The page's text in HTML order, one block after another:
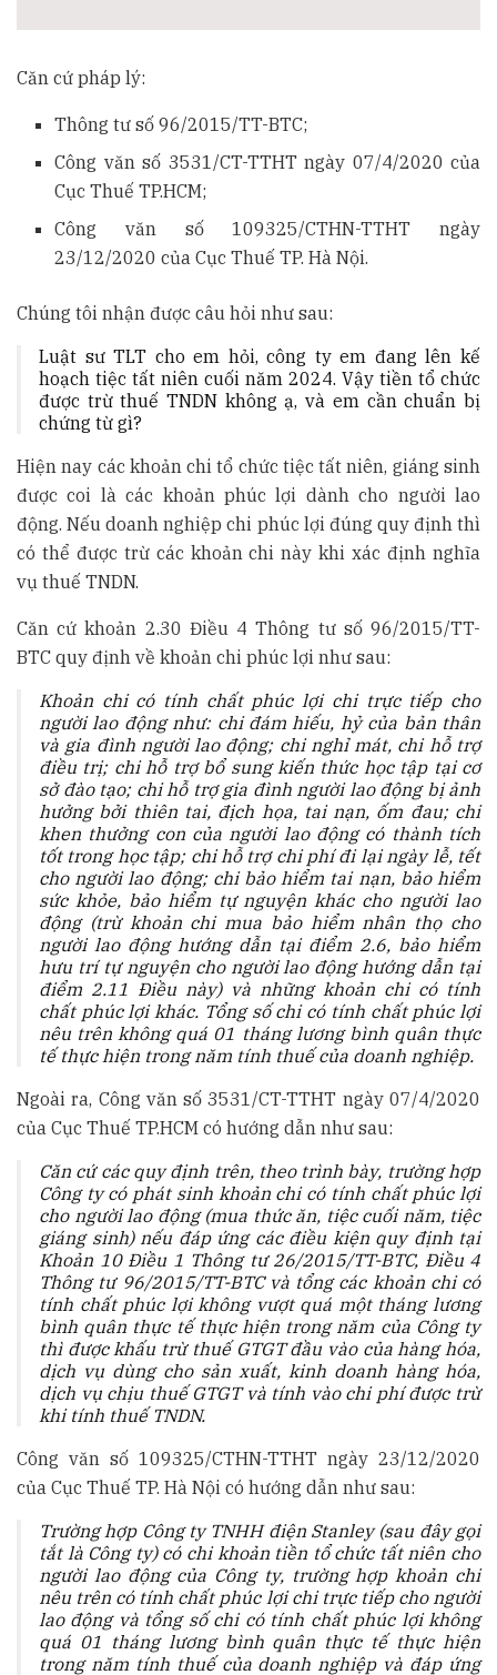
Căn cứ pháp lý:
Thông tư số 96/2015/TT-BTC;
Công văn số 3531/CT-TTHT ngày 07/4/2020 của
Cục Thuế TP.HCM;
Công văn số 109325/CTHN-TTHT ngày
23/12/2020 của Cục Thuế TP. Hà Nội.
Chúng tôi nhận được câu hỏi như sau:
Luật sư TLT cho em hỏi, công ty em đang lên kế
hoạch tiệc tất niên cuối năm 2024. Vậy tiền tổ chức
được trừ thuế TNDN không ạ, và em cần chuẩn bị
chứng từ gì?
Hiện nay các khoản chi tổ chức tiệc tất niên, giáng sinh
được coi là các khoản phúc lợi dành cho người lao
động. Nếu doanh nghiệp chi phúc lợi đúng quy định thì
có thể được trừ các khoản chi này khi xác định nghĩa
vụ thuế TNDN.
Căn cứ khoản 2.30 Điều 4 Thông tư số 96/2015/TT-
BTC quy định về khoản chi phúc lợi như sau:
Khoản chi có tính chất phúc lợi chi trực tiếp cho
người lao động như: chi đám hiếu, hỷ của bản thân
và gia đình người lao động; chi nghỉ mát, chi hỗ trợ
điều trị; chi hỗ trợ bổ sung kiến thức học tập tại cơ
sở đào tạo; chi hỗ trợ gia đình người lao động bị ảnh
hưởng bởi thiên tai, địch họa, tai nạn, ốm đau; chi
khen thưởng con của người lao động có thành tích
tốt trong học tập; chi hỗ trợ chi phí đi lại ngày lễ, tết
cho người lao động; chi bảo hiểm tai nạn, bảo hiểm
sức khỏe, bảo hiểm tự nguyện khác cho người lao
động (trừ khoản chi mua bảo hiểm nhân thọ cho
người lao động hướng dẫn tại điểm 2.6, bảo hiểm
hưu trí tự nguyện cho người lao động hướng dẫn tại
điểm 2.11 Điều này) và những khoản chi có tính
chất phúc lợi khác. Tổng số chi có tính chất phúc lợi
nêu trên không quá 01 tháng lương bình quân thực
tế thực hiện trong năm tính thuế của doanh nghiệp.
Ngoài ra, Công văn số 3531/CT-TTHT ngày 07/4/2020
của Cục Thuế TP.HCM có hướng dẫn như sau:
Căn cứ các quy định trên, theo trình bày, trường hợp
Công ty có phát sinh khoản chi có tính chất phúc lợi
cho người lao động (mua thức ăn, tiệc cuối năm, tiệc
giáng sinh) nếu đáp ứng các điều kiện quy định tại
Khoản 10 Điều 1 Thông tư 26/2015/TT-BTC, Điều 4
Thông tư 96/2015/TT-BTC và tổng các khoản chi có
tính chất phúc lợi không vượt quá một tháng lương
bình quân thực tế thực hiện trong năm của Công ty
thì được khấu trừ thuế GTGT đầu vào của hàng hóa,
dịch vụ dùng cho sản xuất, kinh doanh hàng hóa,
dịch vụ chịu thuế GTGT và tính vào chi phí được trừ
khi tính thuế TNDN.
Công văn số 109325/CTHN-TTHT ngày 23/12/2020
của Cục Thuế TP. Hà Nội có hướng dẫn như sau:
Trường hợp Công ty TNHH điện Stanley (sau đây gọi
tắt là Công ty) có chi khoản tiền tổ chức tất niên cho
người lao động của Công ty, trường hợp khoản chi
nêu trên có tính chất phúc lợi chi trực tiếp cho người
lao động và tổng số chi có tính chất phúc lợi không
quá 01 tháng lương bình quân thực tế thực hiện
trong năm tính thuế của doanh nghiệp và đáp ứng